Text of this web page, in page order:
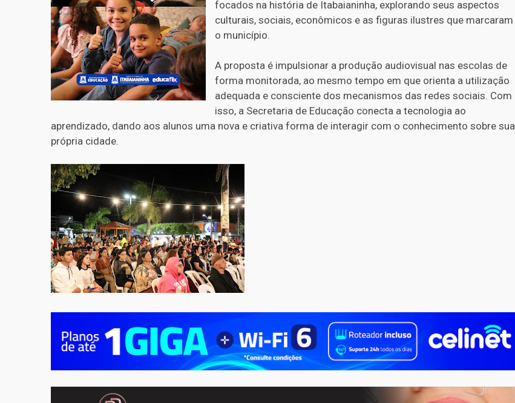
focados na história de Itabaianinha, explorando seus aspectos
culturais, sociais, econômicos e as figuras ilustres que marcaram
o município.
A proposta é impulsionar a produção audiovisual nas escolas de
forma monitorada, ao mesmo tempo em que orienta a utilização
adequada e consciente dos mecanismos das redes sociais. Com
isso, a Secretaria de Educação conecta a tecnologia ao
aprendizado, dando aos alunos uma nova e criativa forma de interagir com o conhecimento sobre sua
própria cidade.